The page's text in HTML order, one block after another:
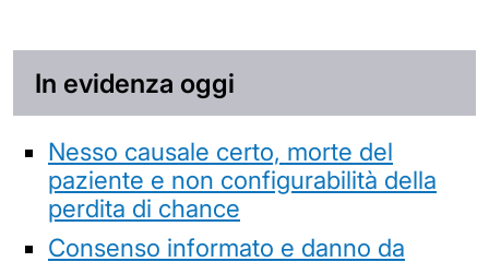
In evidenza oggi
Nesso causale certo, morte del
paziente e non configurabilità della
perdita di chance
Consenso informato e danno da